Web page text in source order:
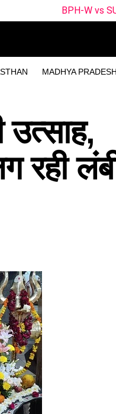
MADHYA PRADESH
W vs SUL-W Dream11
उत्साह,
रही